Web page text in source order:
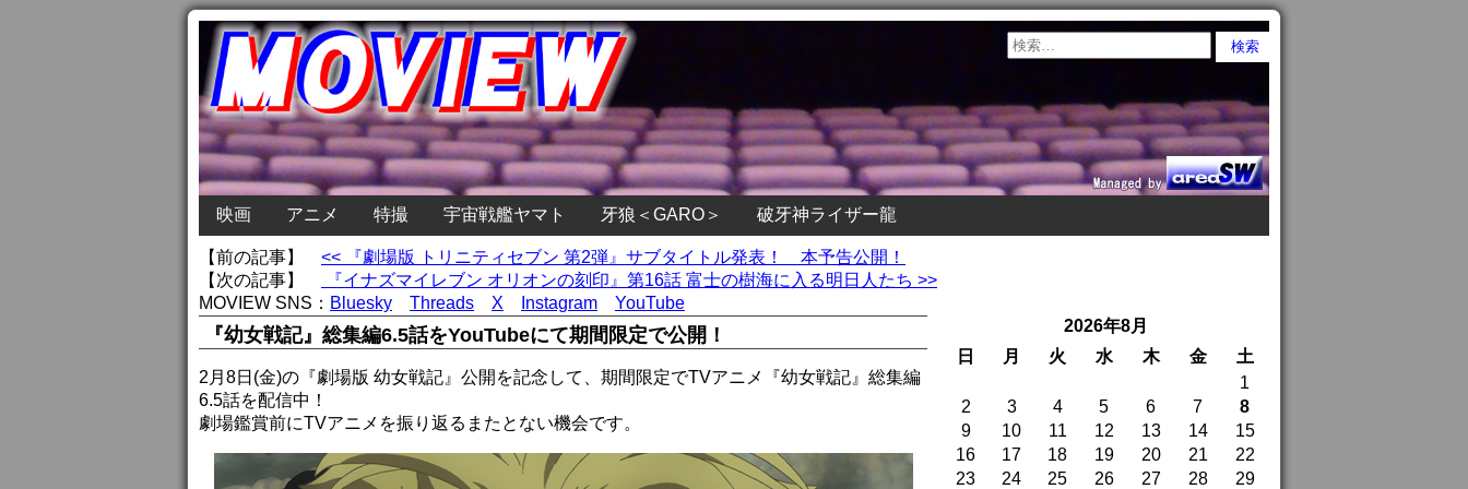
映画 アニメ 特撮 宇宙戦艦ヤマト 牙狼＜GARO＞ 破牙神ライザー龍
【前の記事】 << 『劇場版 トリニティセブン 第2弾』サブタイトル発表！ 本予告公開！
【次の記事】
『イナズマイレブン オリオンの刻印』第16話 富士の樹海に入る明日人たち >>
MOVIEW SNS： Bluesky Threads X Instagram YouTube
『幼女戦記』総集編6.5話をYouTubeにて期間限定で公開！
2月8日(金)の『劇場版 幼女戦記』公開を記念して、期間限定でTVアニメ『幼女戦記』総集編
6.5話を配信中！
劇場鑑賞前にTVアニメを振り返るまたとない機会です。
2026年8月
日
月 火 水 木 金
土
1
2
3 4 5 6 7
8
9
10 11 12 13 14
15
16
17 18 19 20 21
22
23
24 25 26 27 28 29